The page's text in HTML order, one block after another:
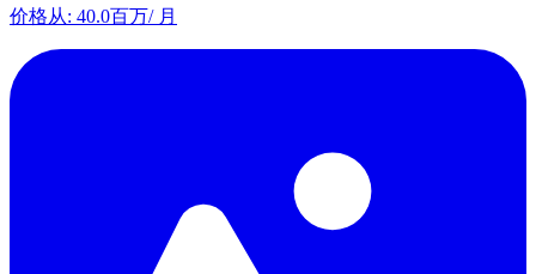
价格从: 40.0百万/月